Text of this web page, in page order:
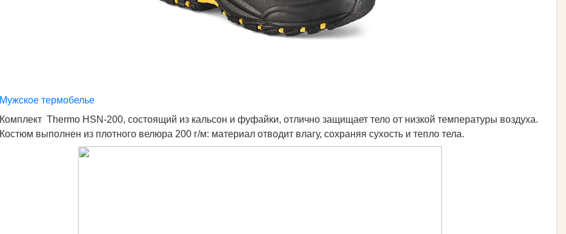
Мужское термобелье
Комплект Thermo HSN-200, состоящий из кальсон и фуфайки, отлично защищает тело от низкой температуры воздуха.
Костюм выполнен из плотного велюра 200 г/м: материал отводит влагу, сохраняя сухость и тепло тела.